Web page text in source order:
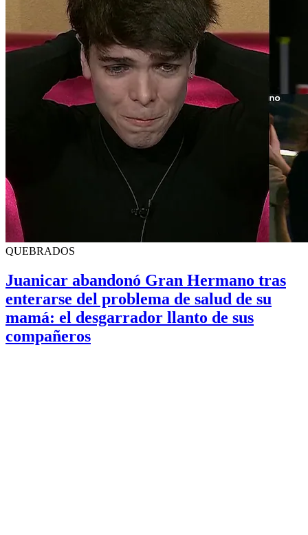
QUEBRADOS
Juanicar abandonó Gran Hermano tras
enterarse del problema de salud de su
mamá: el desgarrador llanto de sus
compañeros